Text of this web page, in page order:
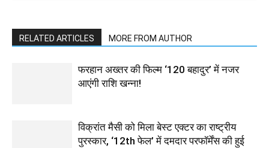
RELATED ARTICLES MORE FROM AUTHOR
फरहान अख्तर की फिल्म ‘120 बहादुर’ में नजर
आएंगी राशि खन्ना!
विक्रांत मैसी को मिला बेस्ट एक्टर का राष्ट्रीय
पुरस्कार, ‘12th फेल’ में दमदार परफॉर्मेंस की हुई